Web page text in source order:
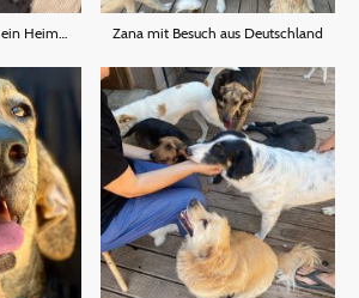
Zana mit Besuch aus Deutschland